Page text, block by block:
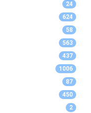
24
624
58
563
437
1006
87
450
2